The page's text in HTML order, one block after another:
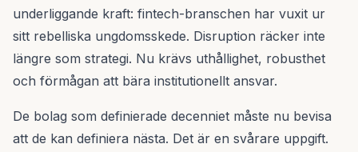
underliggande kraft: fintech-branschen har vuxit ur
sitt rebelliska ungdomsskede. Disruption räcker inte
längre som strategi. Nu krävs uthållighet, robusthet
och förmågan att bära institutionellt ansvar.
De bolag som definierade decenniet måste nu bevisa
att de kan definiera nästa. Det är en svårare uppgift.